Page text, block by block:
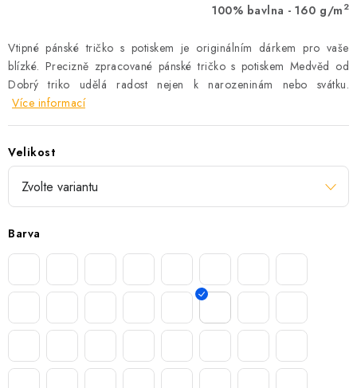
100% bavlna - 160 g/m 2
Vtipné pánské tričko s potiskem je originálním dárkem pro vaše
blízké. Precizně zpracované pánské tričko s potiskem Medvěd od
Dobrý triko udělá radost nejen k narozeninám nebo svátku.
Více informací
Velikost
Barva